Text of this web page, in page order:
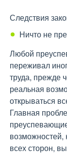
Следствия
Ничто не
Любой
переживал
труда, прежде
реальная
открываться
Главная
возможностей,
всех сторон,